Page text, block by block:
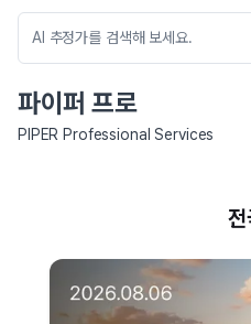
파이퍼 프로
PIPER Professional Services